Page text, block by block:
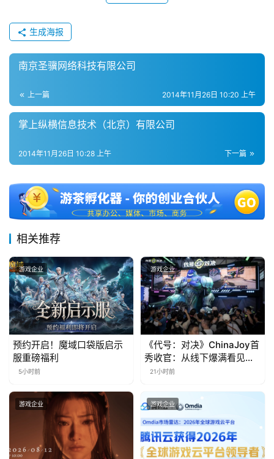
第
十
三
届
茶
奖
月
3
0
日
游
茶
对
接
会
上
海
生成海报
南京圣骥网络科技有限公司
上一篇 2014年11月26日 10:20 上午
掌上纵横信息技术（北京）有限公司
下一篇
2014年11月26日 10:28 上午
相关推荐
游戏企业
预约开启！魔域口袋版启示
服重磅福利
5小时前
游戏企业
《代号：对决》ChinaJoy首
秀收官：从线下爆满看见玩
家的真实期待
21小时前
游戏企业 游戏企业